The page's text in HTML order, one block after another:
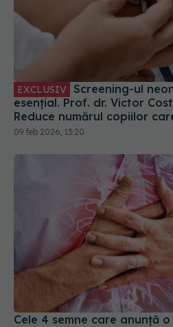
EXCLUSIV
Screening-ul neonatal cardiac,
esențial. Prof. dr. Victor
Reduce numărul copiilor
Cele 4 semne care anunță o
Când trebuie să suni
08 apr 2026, 21:01